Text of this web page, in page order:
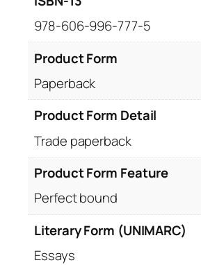
978-606-996-777-5
Product Form
Paperback
Product Form Detail
Trade paperback
Product Form Feature
Perfect bound
Literary Form (UNIMARC)
Essays